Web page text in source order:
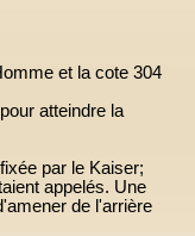
et la cote 304
atteindre la
par le Kaiser;
appelés. Une
de l'arrière